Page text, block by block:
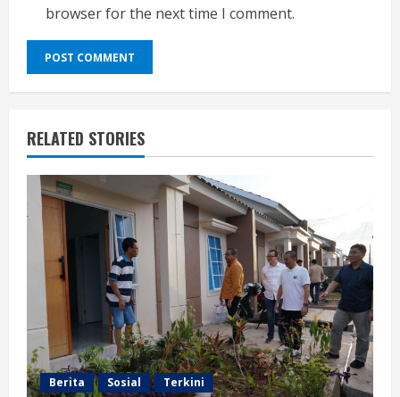
browser for the next time I comment.
RELATED STORIES
Berita Sosial Terkini